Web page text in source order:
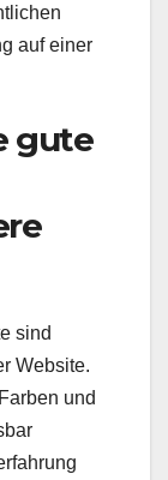
auf einer
gute
sind
Website.
und